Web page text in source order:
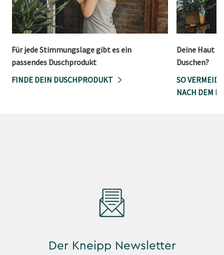
Für jede Stimmungslage gibt es ein
passendes Duschprodukt
FINDE DEIN DUSCHPRODUKT
Deine Haut
Duschen?
SO
NACH DEM
Der Kneipp Newsletter